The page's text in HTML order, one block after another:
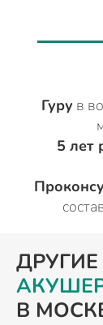
Гуру в
5 лет
В